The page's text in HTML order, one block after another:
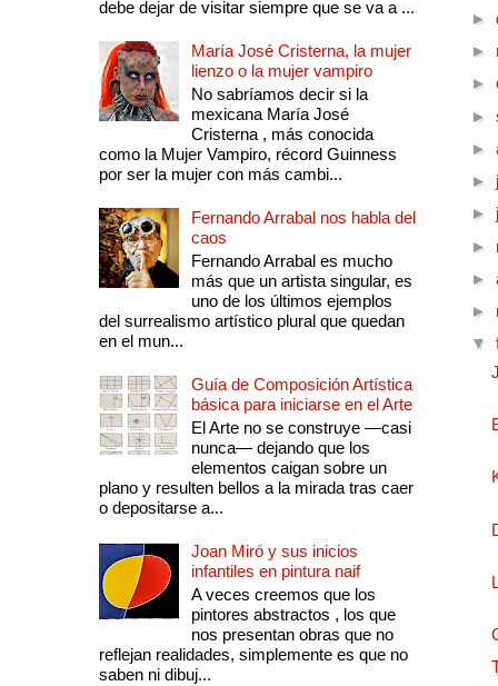
debe dejar de visitar siempre que se va a ...
María José Cristerna, la mujer
lienzo o la mujer vampiro
No sabríamos decir si la
mexicana María José
Cristerna , más conocida
como la Mujer Vampiro, récord Guinness
por ser la mujer con más cambi...
Fernando Arrabal nos habla del
caos
Fernando Arrabal es mucho
más que un artista singular, es
uno de los últimos ejemplos
del surrealismo artístico plural que quedan
en el mun...
Guía de Composición Artística
básica para iniciarse en el Arte
El Arte no se construye —casi
nunca— dejando que los
elementos caigan sobre un
plano y resulten bellos a la mirada tras caer
o depositarse a...
Joan Miró y sus inicios
infantiles en pintura naif
A veces creemos que los
pintores abstractos , los que
nos presentan obras que no
reflejan realidades, simplemente es que no
saben ni dibuj...
►
►
►
►
►
►
►
►
►
►
▼